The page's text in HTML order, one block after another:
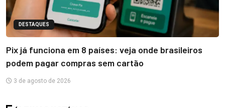
DESTAQUES
Pix já funciona em 8 países: veja onde brasileiros
podem pagar compras sem cartão
3 de agosto de 2026